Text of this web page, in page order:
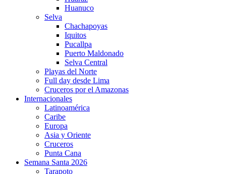
Huanuco
Selva
Chachapoyas
Iquitos
Pucallpa
Puerto Maldonado
Selva Central
Playas del Norte
Full day desde Lima
Cruceros por el Amazonas
Internacionales
Latinoamérica
Caribe
Europa
Asia y Oriente
Cruceros
Punta Cana
Semana Santa 2026
Tarapoto